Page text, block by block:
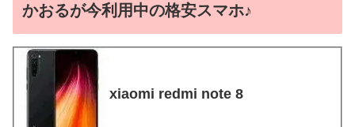
かおるが今利用中の格安スマホ♪
xiaomi redmi note 8